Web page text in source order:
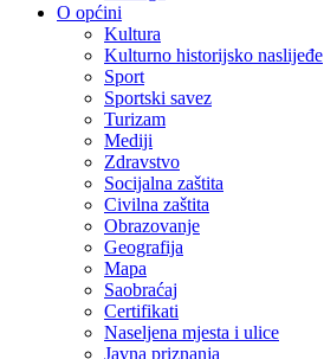
O općini
Kultura
Kulturno historijsko naslijeđe
Sport
Sportski savez
Turizam
Mediji
Zdravstvo
Socijalna zaštita
Civilna zaštita
Obrazovanje
Geografija
Mapa
Saobraćaj
Certifikati
Naseljena mjesta i ulice
Javna priznanja